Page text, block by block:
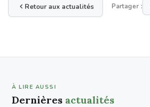
Retour aux actualités Partager :
À LIRE AUSSI
Dernières actualités